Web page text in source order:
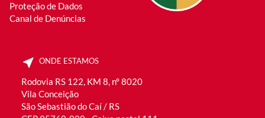
Proteção de Dados
Canal de Denúncias
ONDE ESTAMOS
Rodovia RS 122, KM 8, n° 8020
Vila Conceição
São Sebastião do Caí / RS